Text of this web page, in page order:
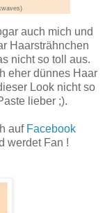
auch mich und
Haarsträhnchen
nicht so toll aus.
eher dünnes Haar
Look nicht so
lieber ;).
auf Facebook
werdet Fan !